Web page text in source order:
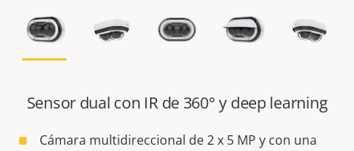
Sensor dual con IR de 360° y deep learning
Cámara multidireccional de 2 x 5 MP y con una